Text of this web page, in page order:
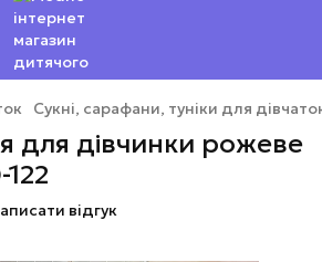
Сукні, сарафани, туніки для
для дівчинки рожеве
відгук